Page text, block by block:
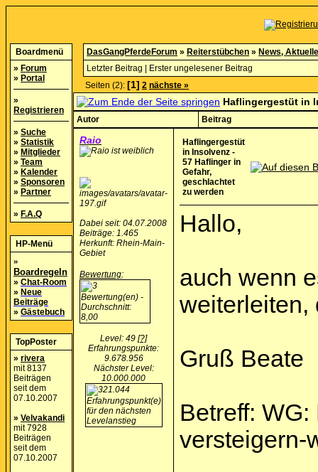
Boardmenü
» Forum
» Portal
»
Registrieren
» Suche
» Statistik
» Mitglieder
» Team
» Kalender
» Sponsoren
» Partner
» F.A.Q
HP-Menü
»
Boardregeln
» Chat-Room
» Neue
Beiträge
» Gästebuch
TopPoster
» rivera
mit 8137
Beiträgen
seit dem
07.10.2007
» Velvakandi
mit 7928
Beiträgen
seit dem
07.10.2007
DasGangPferdeForum » Reiterstübchen » News,
Letzter Beitrag
Erster ungelesener Beitrag
Seiten (2): [1] 2 nächste »
Haflingergestüt in
Autor Beitrag
Raio
Dabei seit: 04.07.2008
Beiträge: 1.465
Herkunft: Rhein-Main-
Gebiet
Bewertung:
Level: 49 [?]
Erfahrungspunkte:
9.678.956
Nächster Level:
10.000.000
Haflingergestüt
in Insolvenz -
57 Haflinger in
Gefahr,
geschlachtet
zu werden
Hallo,
auch wenn
weiterleiten,
Gruß Beate
Betreff:
versteigern-